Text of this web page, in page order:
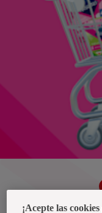
¡Acepte las